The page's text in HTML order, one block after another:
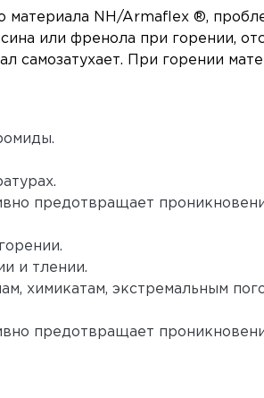
материала NH/Armaflex ®,
или френола при горении,
самозатухает. При горении
предотвращает
и тлении.
химикатам, экстремальным
предотвращает